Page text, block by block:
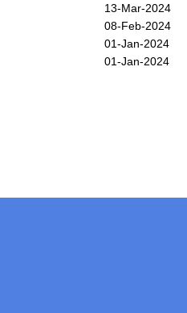
13-Mar-2024
08-Feb-2024
01-Jan-2024
01-Jan-2024